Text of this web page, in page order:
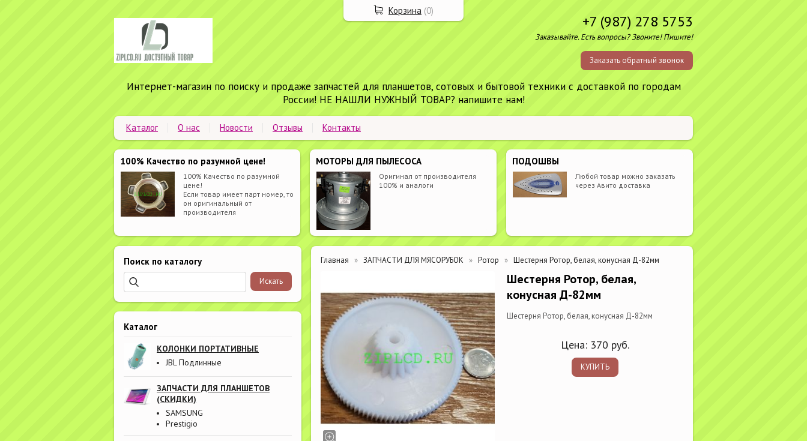
+7 (987) 278 5753
Заказывайте. Есть вопросы? Звоните! Пишите!
Заказать обратный звонок
Интернет-магазин по поиску и продаже запчастей для планшетов, сотовых и бытовой техники с доставкой по городам
России! НЕ НАШЛИ НУЖНЫЙ ТОВАР? напишите нам!
Каталог О нас Новости Отзывы Контакты
100% Качество по разумной цене!
100% Качество по разумной
цене!
Если товар имеет парт номер, то
он оригинальный от
производителя
МОТОРЫ ДЛЯ ПЫЛЕСОСА
Оригинал от производителя
100% и аналоги
ПОДОШВЫ
Любой товар можно заказать
через Авито доставка
Поиск по каталогу
Каталог
КОЛОНКИ ПОРТАТИВНЫЕ
JBL Подлинные
ЗАПЧАСТИ ДЛЯ ПЛАНШЕТОВ
(СКИДКИ)
SAMSUNG
Prestigio
Главная ЗАПЧАСТИ ДЛЯ МЯСОРУБОК Ротор Шестерня Ротор, белая, конусная Д-82мм
Шестерня Ротор, белая,
конусная Д-82мм
Шестерня Ротор, белая, конусная Д-82мм
Цена: 370 руб.
КУПИТЬ
Корзина (0)